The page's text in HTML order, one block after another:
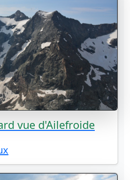
vue d'Ailefroide